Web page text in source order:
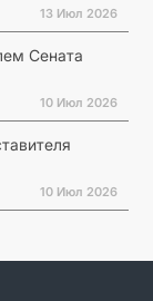
13 Июл 2026
Сената
10 Июл 2026
10 Июл 2026